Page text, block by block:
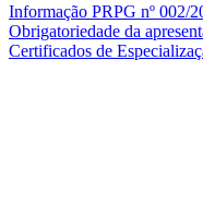
Informação PRPG nº 002/
Obrigatoriedade da
Certificados de